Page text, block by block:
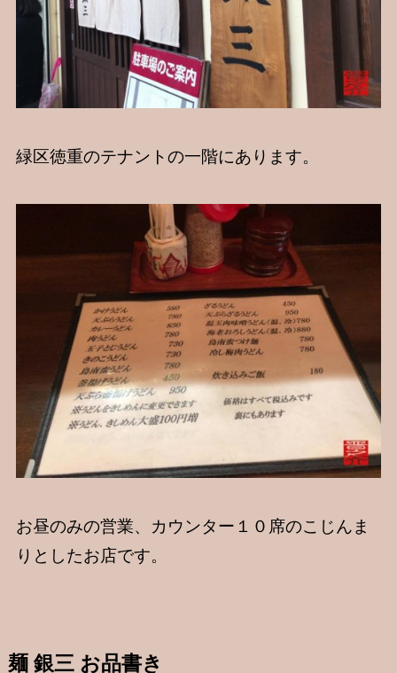
緑区徳重のテナントの一階にあります。
お昼のみの営業、カウンター１０席のこじんま
りとしたお店です。
麺 銀三 お品書き